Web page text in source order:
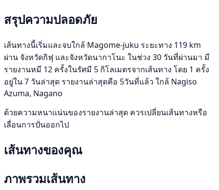
สรุปความปลอดภัย
เส้นทางนี้เริ่มและจบใกล้ Magome-juku ระยะทาง 119 km
ผ่าน จังหวัดกิฟุ และจังหวัดนากาโนะ ในช่วง 30 วันที่ผ่านมา มี
รายงานหมี 12 ครั้งในรัศมี 5 กิโลเมตรจากเส้นทาง โดย 1 ครั้ง
อยู่ใน 7 วันล่าสุด รายงานล่าสุดคือ 5วันที่แล้ว ใกล้ Nagiso
Azuma, Nagano
ด้วยความหนาแน่นของรายงานล่าสุด ควรเปลี่ยนเส้นทางหรือ
เลื่อนการปั่นออกไป
เส้นทางของคุณ
ภาพรวมเส้นทาง